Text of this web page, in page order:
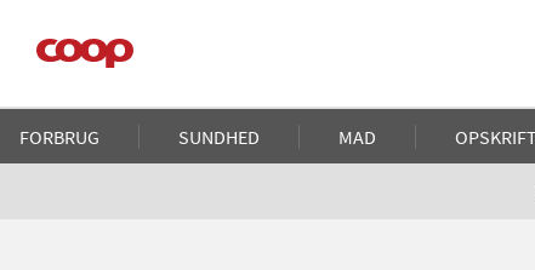
hovedindhold
Main
navigation
FORBRUG SUNDHED MAD
Brødkrumme